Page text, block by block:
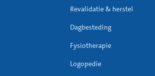
Revalidatie & herstel
Dagbesteding
Fysiotherapie
Logopedie